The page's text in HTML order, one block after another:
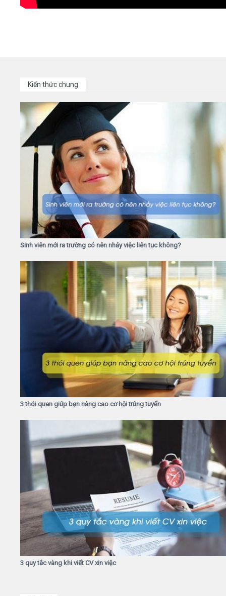
Kiến thức chung
Sinh viên mới ra trường có nên nhảy việc liên tục không?
3 thói quen giúp bạn nâng cao cơ hội trúng tuyển
3 quy tắc vàng khi viết CV xin việc